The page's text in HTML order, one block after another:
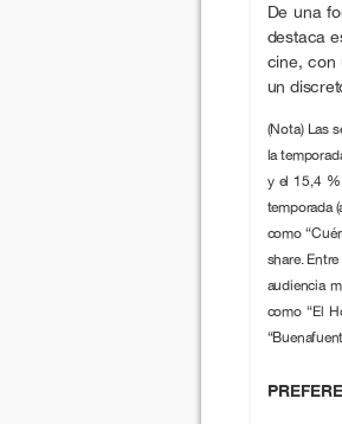
De una
destaca
cine, con
un
(Nota) Las
la
y el 15,4
temporada
como
share.
audiencia
como “El